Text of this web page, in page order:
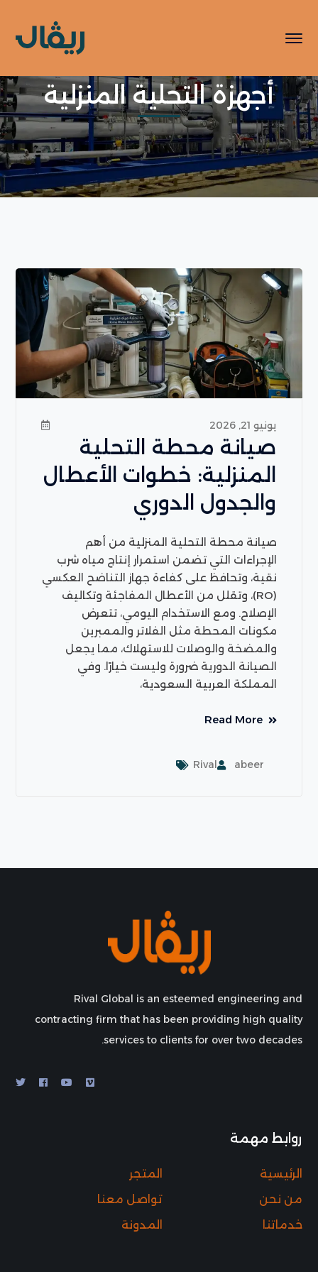
أجهزة التحلية المنزلية
يونيو 21, 2026
صيانة محطة التحلية
المنزلية: خطوات الأعطال
والجدول الدوري
صيانة محطة التحلية المنزلية من أهم
الإجراءات التي تضمن استمرار إنتاج مياه شرب
نقية، وتحافظ على كفاءة جهاز التناضح العكسي
(RO)، وتقلل من الأعطال المفاجئة وتكاليف
الإصلاح. ومع الاستخدام اليومي، تتعرض
مكونات المحطة مثل الفلاتر والممبرين
والمضخة والوصلات للاستهلاك، مما يجعل
الصيانة الدورية ضرورة وليست خيارًا. وفي
المملكة العربية السعودية،
Read More
abeer
Rival
Rival Global is an esteemed engineering and
contracting firm that has been providing high quality
services to clients for over two decades.
روابط مهمة
المتجر
الرئيسية
تواصل معنا
من نحن
المدونة
خدماتنا